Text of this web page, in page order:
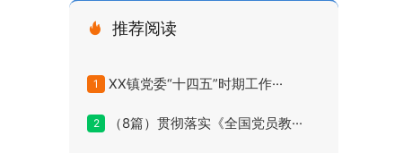
推荐阅读
1 XX镇党委“十四五”时期工作···
2 （8篇）贯彻落实《全国党员教···